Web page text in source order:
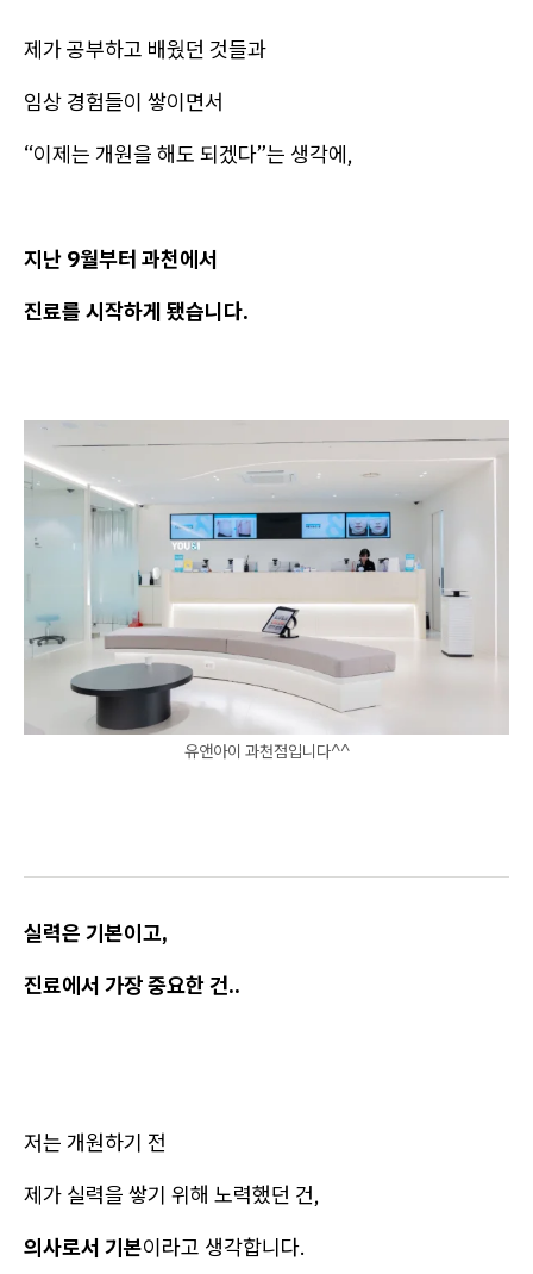
제가 공부하고 배웠던 것들과
임상 경험들이 쌓이면서
“이제는 개원을 해도 되겠다”는 생각에,
지난 9월부터 과천에서
진료를 시작하게 됐습니다.
유앤아이 과천점입니다^^
실력은 기본이고,
진료에서 가장 중요한 건..
저는 개원하기 전
제가 실력을 쌓기 위해 노력했던 건,
의사로서 기본이라고 생각합니다.